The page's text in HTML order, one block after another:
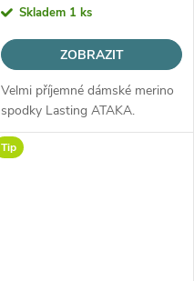
Skladem 1 ks
ZOBRAZIT
Velmi příjemné dámské merino
spodky Lasting ATAKA.
Tip